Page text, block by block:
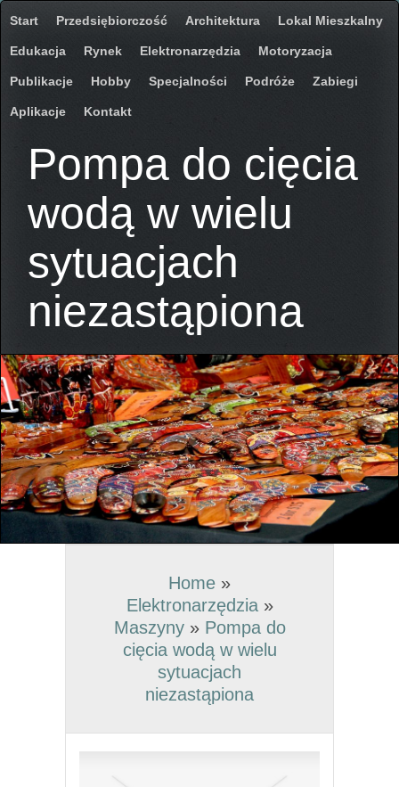
Start Przedsiębiorczość Architektura Lokal Mieszkalny
Edukacja Rynek Elektronarzędzia Motoryzacja
Publikacje Hobby Specjalności Podróże Zabiegi
Aplikacje Kontakt
Pompa do cięcia
wodą w wielu
sytuacjach
niezastąpiona
Home »
Elektronarzędzia»
Maszyny» Pompa do
cięcia wodą w wielu
sytuacjach
niezastąpiona